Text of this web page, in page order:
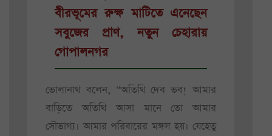
বীরভূমের রুক্ষ মাটিতে এনেছেন
সবুজের প্রাণ, নতুন চেহারায়
গোপালনগর
ভোলানাথ বলেন, “অতিথি দেব ভব! আমার
বাড়িতে অতিথি আসা মানে তো আমার
সৌভাগ্য। আমার পরিবারের মঙ্গল হয়। যেহেতু